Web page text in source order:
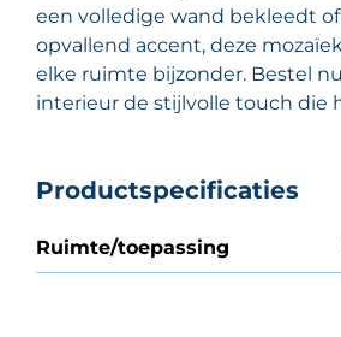
een volledige wand bekleedt
opvallend accent, deze
elke ruimte bijzonder. Bestel
interieur de stijlvolle touch die
Productspecificaties
Ruimte/toepassing